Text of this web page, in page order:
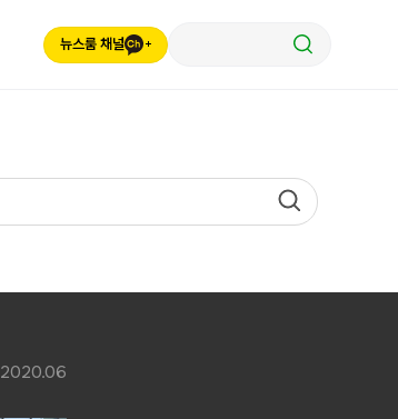
뉴스룸 채널
2020.06